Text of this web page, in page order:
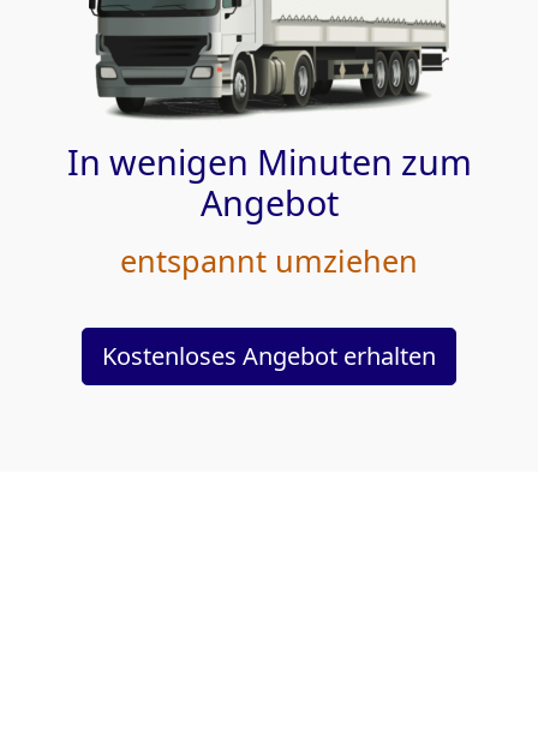
In wenigen Minuten zum
Angebot
entspannt umziehen
Kostenloses Angebot erhalten